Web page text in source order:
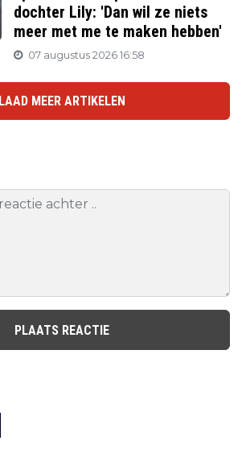
dochter Lily: 'Dan wil ze niets
meer met me te maken hebben'
07 augustus 2026 16:58
LAAD MEER ARTIKELEN
PLAATS REACTIE